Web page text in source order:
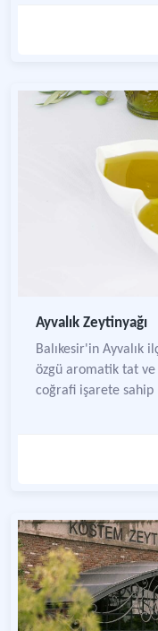
Ayvalık Zeytinyağı
Balıkesir'in Ayvalık
özgü aromatik tat ve
coğrafi işarete sahip